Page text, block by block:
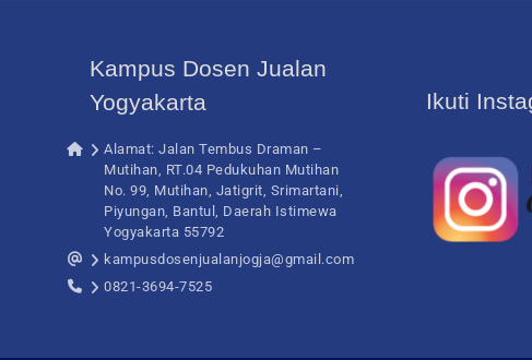
Kampus Dosen Jualan
Yogyakarta
Alamat: Jalan Tembus Draman –
Mutihan, RT.04 Pedukuhan Mutihan
No. 99, Mutihan, Jatigrit, Srimartani,
Piyungan, Bantul, Daerah Istimewa
Yogyakarta 55792
kampusdosenjualanjogja@gmail.com
0821-3694-7525
Ikuti